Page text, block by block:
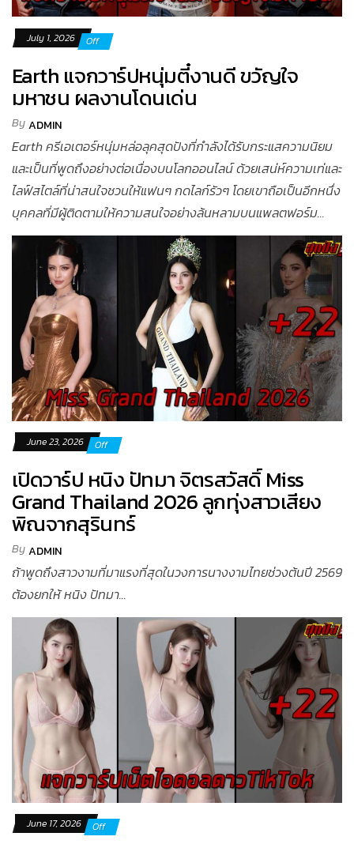
July 1, 2026 Off
Earth แจกวาร์ปหนุ่มตี๋งานดี ขวัญใจ
มหาชน ผลงานโดนเด่น
ByADMIN
Earth ครีเอเตอร์หนุ่มหล่อลุคสุดปังที่กำลังได้รับกระแสความนิยม
และเป็นที่พูดถึงอย่างต่อเนื่องบนโลกออนไลน์ ด้วยเสน่ห์ความเท่และ
ไลฟ์สไตล์ที่น่าสนใจชวนให้แฟนๆ กดไลก์รัวๆ โดยเขาถือเป็นอีกหนึ่ง
บุคคลที่มีผู้ติดตามให้ความสนใจอย่างล้นหลามบนแพลตฟอร์ม...
June 23, 2026 Off
เปิดวาร์ป หนิง ปัทมา จิตรสวัสดิ์ Miss
Grand Thailand 2026 ลูกทุ่งสาวเสียง
พิณจากสุรินทร์
ByADMIN
ถ้าพูดถึงสาวงามที่มาแรงที่สุดในวงการนางงามไทยช่วงต้นปี 2569
ต้องยกให้ หนิง ปัทมา...
June 17, 2026 Off